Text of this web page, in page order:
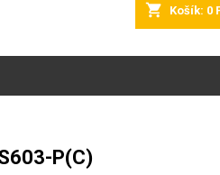
shopping_cart Košík: 0
P(C)